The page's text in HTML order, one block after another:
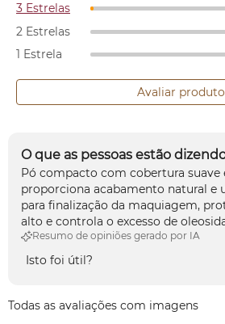
3 Estrelas
2 Estrelas
1 Estrela
Avaliar produto
O que as pessoas estão
Pó compacto com cobertura suave
proporciona acabamento natural e
para finalização da maquiagem,
alto e controla o excesso de
Resumo de opiniões gerado por IA
Isto foi útil?
Todas as avaliações com imagens